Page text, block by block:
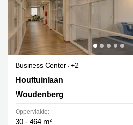
Business Center
+2
Houttuinlaan 4, Woudenberg
Houttuinlaan
Woudenberg
Oppervlakte:
30 - 464 m²